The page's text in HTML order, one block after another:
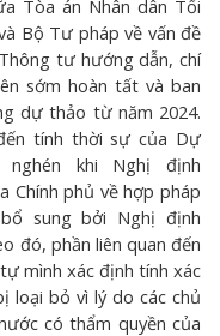
Tòa án Nhân dân Tối
Bộ Tư pháp về vấn đề
tư hướng dẫn, chí
sớm hoàn tất và ban
dự thảo từ năm 2024.
tính thời sự của Dự
khi Nghị định
Chính phủ về hợp pháp
sung bởi Nghị định
đó, phần liên quan đến
mình xác định tính xác
loại bỏ vì lý do các chủ
có thẩm quyền của